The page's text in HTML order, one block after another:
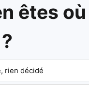
êtes
rien décidé